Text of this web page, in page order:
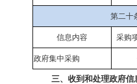
第二十
信息内容 采购
政府集中采购
三、收到和处理政府信